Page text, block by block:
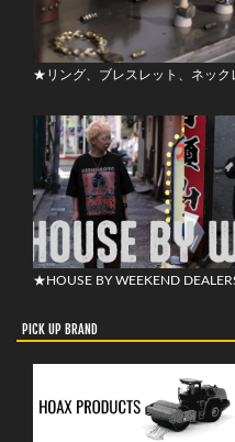
★リング、ブレスレット、ネック
★HOUSE BY WEEKEND
PICK UP BRAND